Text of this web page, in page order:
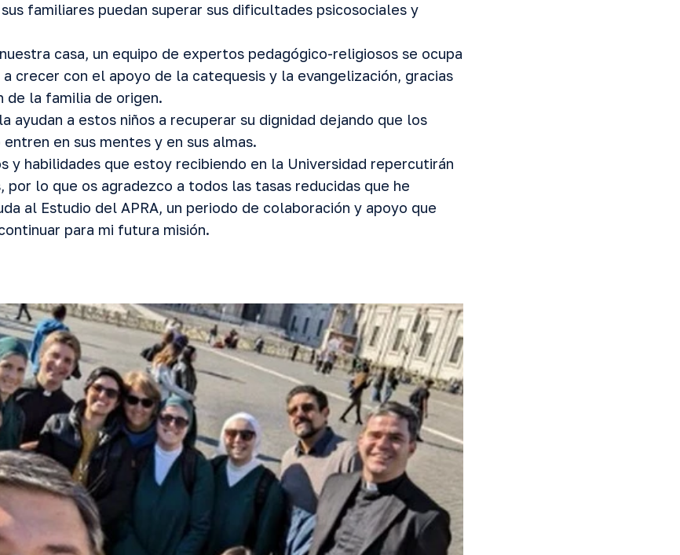
familiares puedan superar sus dificultades psicosociales y
casa, un equipo de expertos pedagógico-religiosos se ocupa
crecer con el apoyo de la catequesis y la evangelización, gracias
de la familia de origen.
ayudan a estos niños a recuperar su dignidad dejando que los
en sus mentes y en sus almas.
y habilidades que estoy recibiendo en la Universidad repercutirán
por lo que os agradezco a todos las tasas reducidas que he
al Estudio del APRA, un periodo de colaboración y apoyo que
para mi futura misión.